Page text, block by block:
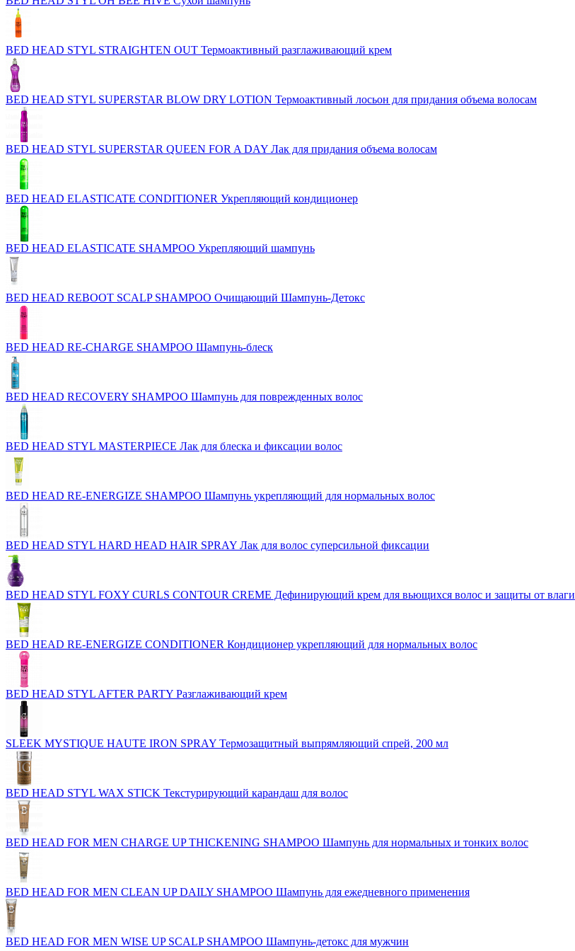
BED HEAD STYL STRAIGHTEN OUT Термоактивный разглаживающий крем
BED HEAD STYL SUPERSTAR BLOW DRY LOTION Термоактивный лосьон для придания объема волосам
BED HEAD STYL SUPERSTAR QUEEN FOR A DAY Лак для придания объема волосам
BED HEAD ELASTICATE CONDITIONER Укрепляющий кондиционер
BED HEAD ELASTICATE SHAMPOO Укрепляющий шампунь
BED HEAD REBOOT SCALP SHAMPOO Очищающий Шампунь-Детокс
BED HEAD RE-CHARGE SHAMPOO Шампунь-блеск
BED HEAD RECOVERY SHAMPOO Шампунь для поврежденных волос
BED HEAD STYL MASTERPIECE Лак для блеска и фиксации волос
BED HEAD RE-ENERGIZE SHAMPOO Шампунь укрепляющий для нормальных волос
BED HEAD STYL HARD HEAD HAIR SPRAY Лак для волос суперсильной фиксации
BED HEAD STYL FOXY CURLS CONTOUR CREME Дефинирующий крем для вьющихся волос и защиты от влаги
BED HEAD RE-ENERGIZE CONDITIONER Кондиционер укрепляющий для нормальных волос
BED HEAD STYL AFTER PARTY Разглаживающий крем
SLEEK MYSTIQUE HAUTE IRON SPRAY Термозащитный выпрямляющий спрей, 200 мл
BED HEAD STYL WAX STICK Текстурирующий карандаш для волос
BED HEAD FOR MEN CHARGE UP THICKENING SHAMPOO Шампунь для нормальных и тонких волос
BED HEAD FOR MEN CLEAN UP DAILY SHAMPOO Шампунь для ежедневного применения
BED HEAD FOR MEN WISE UP SCALP SHAMPOO Шампунь-детокс для мужчин